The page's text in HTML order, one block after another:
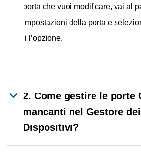
porta che vuoi modificare, vai al
impostazioni della porta e
li l’opzione.
2. Come gestire le porte
mancanti nel Gestore dei
Dispositivi?